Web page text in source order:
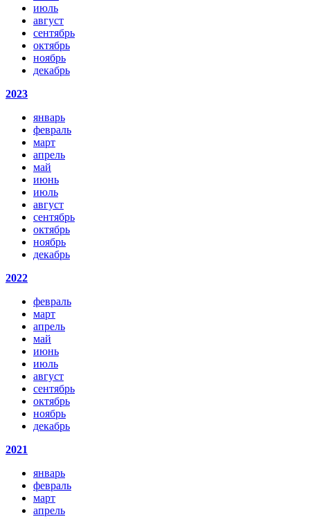
июль
август
сентябрь
октябрь
ноябрь
декабрь
2023
январь
февраль
март
апрель
май
июнь
июль
август
сентябрь
октябрь
ноябрь
декабрь
2022
февраль
март
апрель
май
июнь
июль
август
сентябрь
октябрь
ноябрь
декабрь
2021
январь
февраль
март
апрель